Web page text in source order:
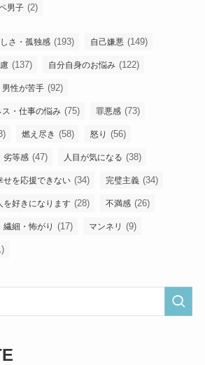
男子 (2)
さ・孤独感 (193) 自己嫌悪 (149)
(137) 自分自身のお悩み (122)
性が苦手 (92)
・仕事の悩み (75) 罪悪感 (73)
燃え尽き (58) 怒り (56)
劣等感 (47) 人目が気になる (38)
せを応援できない (34) 完璧主義 (34)
を好きになります (28) 不満感 (26)
繊細・怖がり (17) マンネリ (9)